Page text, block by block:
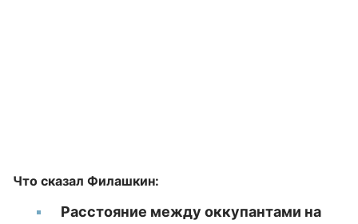
Что сказал Филашкин:
Расстояние между оккупантами на